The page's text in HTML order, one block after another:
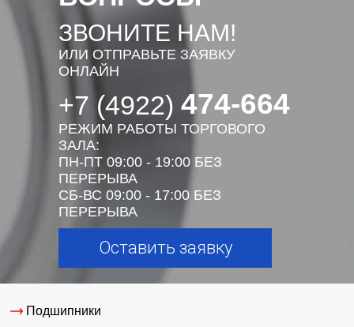
ЗВОНИТЕ НАМ!
ИЛИ ОТПРАВЬТЕ ЗАЯВКУ
ОНЛАЙН
+7 (4922) 474-664
РЕЖИМ РАБОТЫ ТОРГОВОГО
ЗАЛА:
ПН-ПТ 09:00 - 19:00 БЕЗ
ПЕРЕРЫВА
СБ-ВС 09:00 - 17:00 БЕЗ
ПЕРЕРЫВА
Оставить заявку
Подшипники